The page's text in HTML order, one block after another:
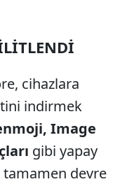
cihazlara
indirmek
Image
gibi yapay
tamamen devre